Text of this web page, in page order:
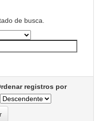
de busca.
registros por